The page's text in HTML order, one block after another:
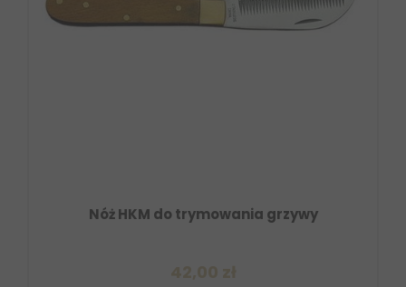
Nóż HKM do trymowania grzywy